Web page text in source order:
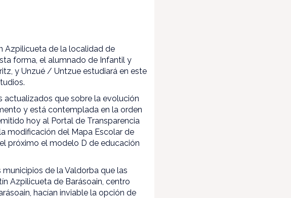
Azpilicueta de la localidad de
forma, el alumnado de Infantil y
y Unzué / Untzue estudiará en este
actualizados que sobre la evolución
y está contemplada en la orden
hoy al Portal de Transparencia
modificación del Mapa Escolar de
próximo el modelo D de educación
de la Valdorba que las
Azpilicueta de Barásoain, centro
hacían inviable la opción de